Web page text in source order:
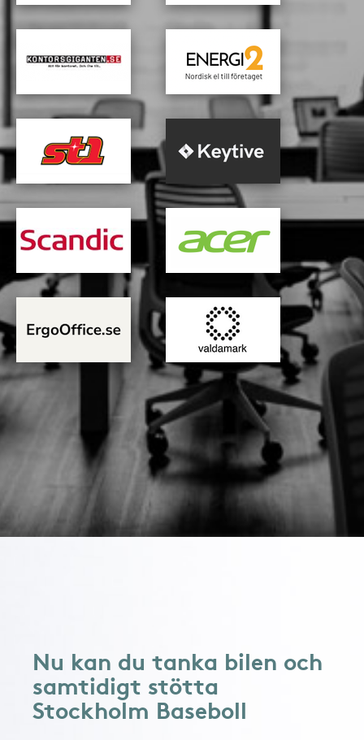
Nu kan du tanka bilen och
samtidigt stötta
Stockholm Baseboll